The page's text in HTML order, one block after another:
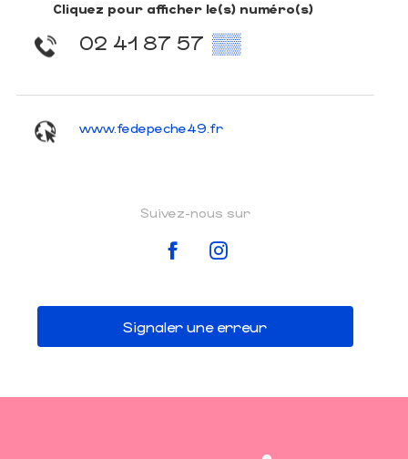
Cliquez pour afficher le(s) numéro(s)
02 41 87 57 ▒▒
www.fedepeche49.fr
Suivez-nous sur
Signaler une erreur